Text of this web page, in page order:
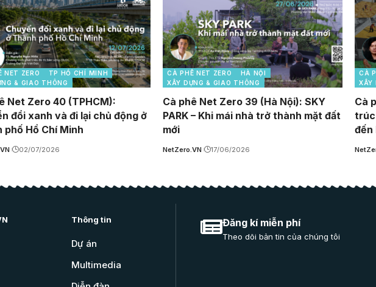
NET ZERO
TP HỒ CHÍ MINH
& GIAO THÔNG
Net Zero 40 (TPHCM):
đổi xanh và đi lại chủ động ở
phố Hồ Chí Minh
02/07/2026
CÀ PHÊ NET ZERO
HÀ NỘI
XÂY DỰNG & GIAO THÔNG
Cà phê Net Zero 39 (Hà Nội): SKY
PARK – Khi mái nhà trở thành mặt đất
mới
NetZero.VN 17/06/2026
CÀ
XÂY
Cà
trúc
đến
Thông tin
Dự án
Multimedia
Đăng kí miễn phí
Theo dõi bản tin của chúng tôi